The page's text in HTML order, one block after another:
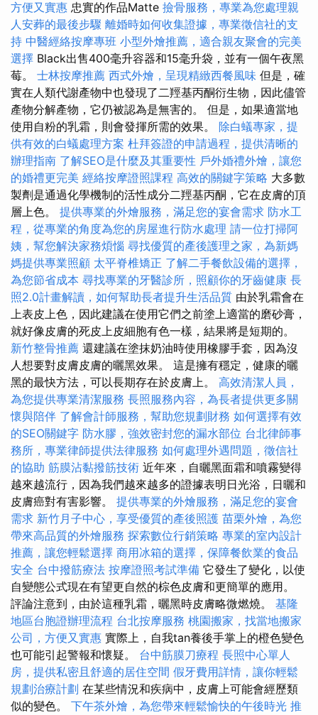
方便又實惠 忠實的作品Matte 撿骨服務，專業為您處理親
人安葬的最後步驟 離婚時如何收集證據，專業徵信社的支
持 中醫經絡按摩專班 小型外燴推薦，適合親友聚會的完美
選擇 Black出售400毫升容器和15毫升袋，並有一個午夜黑
莓。 士林按摩推薦 西式外燴，呈現精緻西餐風味 但是，確
實在人類代謝產物中也發現了二羥基丙酮衍生物，因此儘管
產物分解產物，它仍被認為是無害的。 但是，如果適當地
使用自粉的乳霜，則會發揮所需的效果。 除白蟻專家，提
供有效的白蟻處理方案 杜拜簽證的申請過程，提供清晰的
辦理指南 了解SEO是什麼及其重要性 戶外婚禮外燴，讓您
的婚禮更完美 經絡按摩證照課程 高效的關鍵字策略 大多數
製劑是通過化學機制的活性成分二羥基丙酮，它在皮膚的頂
層上色。 提供專業的外燴服務，滿足您的宴會需求 防水工
程，從專業的角度為您的房屋進行防水處理 請一位打掃阿
姨，幫您解決家務煩惱 尋找優質的產後護理之家，為新媽
媽提供專業照顧 太平脊椎矯正 了解二手餐飲設備的選擇，
為您節省成本 尋找專業的牙醫診所，照顧你的牙齒健康 長
照2.0計畫解讀，如何幫助長者提升生活品質 由於乳霜會在
上表皮上色，因此建議在使用它們之前塗上適當的磨砂膏，
就好像皮膚的死皮上皮細胞有色一樣，結果將是短期的。
新竹整骨推薦 還建議在塗抹奶油時使用橡膠手套，因為沒
人想要對皮膚皮膚的曬黑效果。 這是擁有穩定，健康的曬
黑的最快方法，可以長期存在於皮膚上。 高效清潔人員，
為您提供專業清潔服務 長照服務內容，為長者提供更多關
懷與陪伴 了解會計師服務，幫助您規劃財務 如何選擇有效
的SEO關鍵字 防水膠，強效密封您的漏水部位 台北律師事
務所，專業律師提供法律服務 如何處理外遇問題，徵信社
的協助 筋膜沾黏撥筋技術 近年來，自曬黑面霜和噴霧變得
越來越流行，因為我們越來越多的證據表明日光浴，日曬和
皮膚癌對有害影響。 提供專業的外燴服務，滿足您的宴會
需求 新竹月子中心，享受優質的產後照護 苗栗外燴，為您
帶來高品質的外燴服務 探索數位行銷策略 專業的室內設計
推薦，讓您輕鬆選擇 商用冰箱的選擇，保障餐飲業的食品
安全 台中撥筋療法 按摩證照考試準備 它發生了變化，以使
自變態公式現在有望更自然的棕色皮膚和更簡單的應用。
評論注意到，由於這種乳霜，曬黑時皮膚略微燃燒。 基隆
地區台胞證辦理流程 台北按摩服務 桃園搬家，找當地搬家
公司，方便又實惠 實際上，自我tan養後手掌上的橙色變色
也可能引起警報和懷疑。 台中筋膜刀療程 長照中心單人
房，提供私密且舒適的居住空間 假牙費用詳情，讓你輕鬆
規劃治療計劃 在某些情況和疾病中，皮膚上可能會經歷類
似的變色。 下午茶外燴，為您帶來輕鬆愉快的午後時光 推